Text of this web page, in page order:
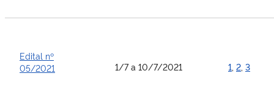
Edital nº
05/2021
1/7 a 10/7/2021 1, 2, 3